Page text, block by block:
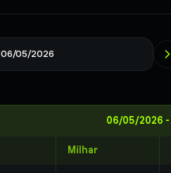
06/05/2026
06/05/2026 -
Milhar